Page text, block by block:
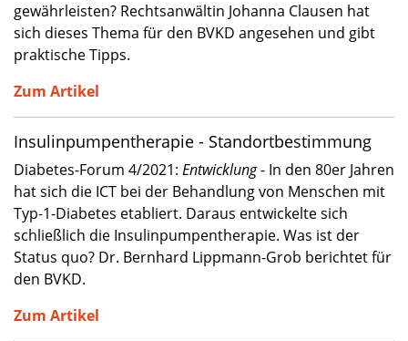
gewährleisten? Rechtsanwältin Johanna Clausen hat
sich dieses Thema für den BVKD angesehen und gibt
praktische Tipps.
Zum Artikel
Insulinpumpentherapie - Standortbestimmung
Diabetes-Forum 4/2021: Entwicklung- In den 80er Jahren
hat sich die ICT bei der Behandlung von Menschen mit
Typ-1-Diabetes etabliert. Daraus entwickelte sich
schließlich die Insulinpumpentherapie. Was ist der
Status quo? Dr. Bernhard Lippmann-Grob berichtet für
den BVKD.
Zum Artikel